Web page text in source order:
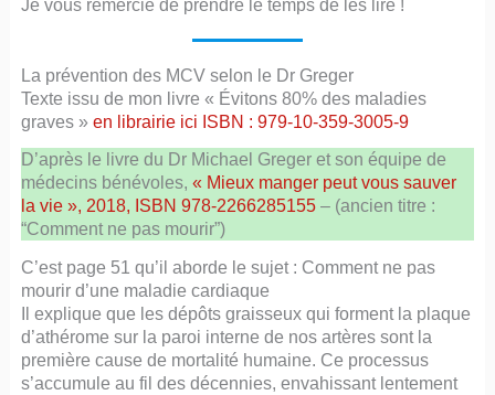
La prévention des MCV selon le Dr Greger
Texte issu de mon livre « Évitons 80% des maladies
graves » en librairie ici ISBN : 979-10-359-3005-9
D’après le livre du Dr Michael Greger et son équipe de
médecins bénévoles, « Mieux manger peut vous sauver
la vie », 2018, ISBN 978-2266285155– (ancien titre :
“Comment ne pas mourir”)
C’est page 51 qu’il aborde le sujet : Comment ne pas
mourir d’une maladie cardiaque
Il explique que les dépôts graisseux qui forment la plaque
d’athérome sur la paroi interne de nos artères sont la
première cause de mortalité humaine. Ce processus
s’accumule au fil des décennies, envahissant lentement